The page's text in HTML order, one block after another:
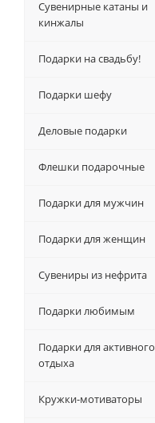
Сувенирные катаны и
кинжалы
Подарки на свадьбу!
Подарки шефу
Деловые подарки
Флешки подарочные
Подарки для мужчин
Подарки для женщин
Сувениры из нефрита
Подарки любимым
Подарки для активного
отдыха
Кружки-мотиваторы